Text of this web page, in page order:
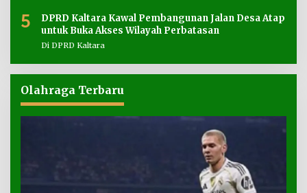
5
DPRD Kaltara Kawal Pembangunan Jalan Desa Atap
untuk Buka Akses Wilayah Perbatasan
Di DPRD Kaltara
Olahraga Terbaru